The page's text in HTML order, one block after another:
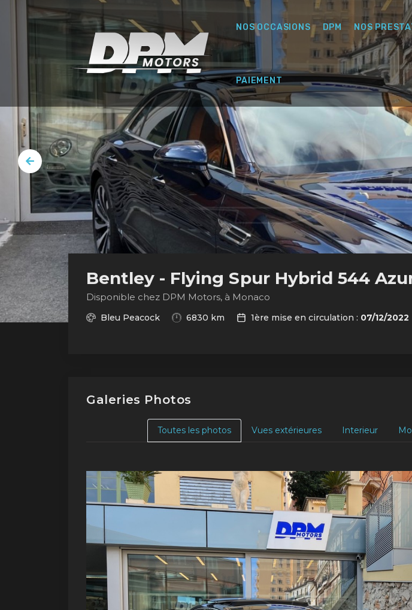
NOS OCCASIONS DPM NOS
PAIEMENT
Bentley - Flying Spur Hybrid 544
Disponible chez DPM Motors, à Monaco
Bleu Peacock 6830 km 1ère mise en circulation : 07/12/2022
Galeries Photos
Toutes les photos Vues extérieures Interieur